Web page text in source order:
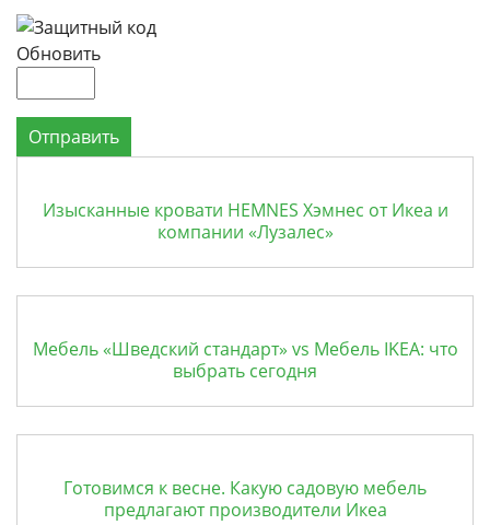
Обновить
Отправить
Изысканные кровати HEMNES Хэмнес от Икеа и
компании «Лузалес»
Мебель «Шведский стандарт» vs Мебель IKEA: что
выбрать сегодня
Готовимся к весне. Какую садовую мебель
предлагают производители Икеа